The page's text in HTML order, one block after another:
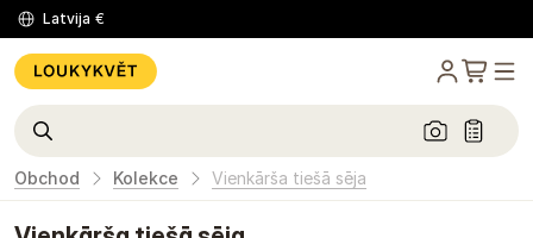
Latvija €
Obchod Kolekce Vienkārša tiešā sēja